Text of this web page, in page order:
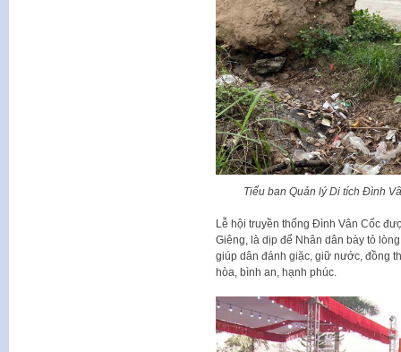
Tiểu ban Quản lý Di tích Đình
Lễ hội truyền thống Đình Vân Cốc
Giêng, là dịp để Nhân dân bày tỏ
giúp dân đánh giặc, giữ nước, đồng
hòa, bình an, hạnh phúc.